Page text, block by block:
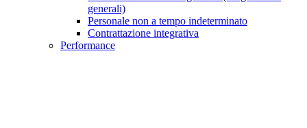
generali)
Personale non a tempo indeterminato
Contrattazione integrativa
Performance